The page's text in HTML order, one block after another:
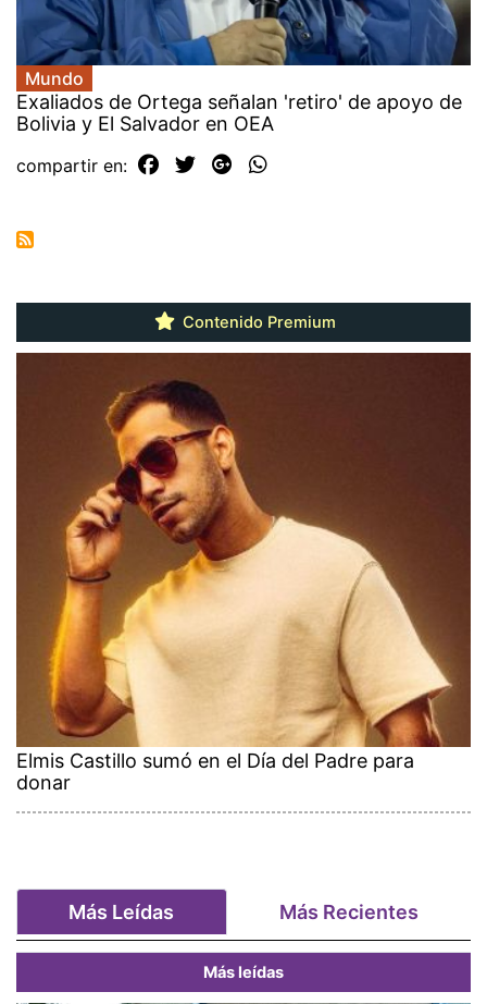
Mundo
Exaliados de Ortega señalan 'retiro' de apoyo de
Bolivia y El Salvador en OEA
compartir en:
Contenido Premium
Elmis Castillo sumó en el Día del Padre para
donar
Más Leídas Más Recientes
Más leídas